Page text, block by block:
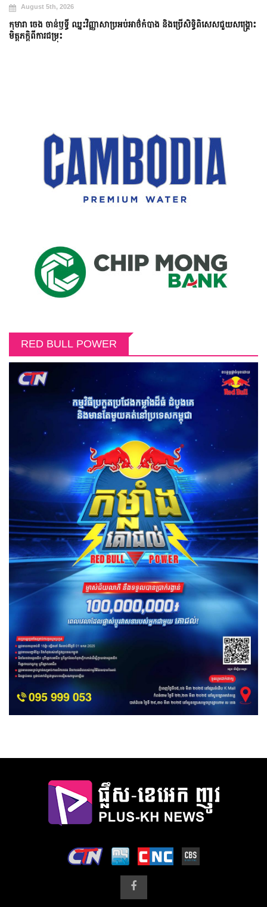
August 5th, 2026
កុមារា ចេង ចាន់ឫទ្ធី ឈ្នះវិញ្ញាសាប្រអប់អាថ៌កំបាង និងប្រើសិទ្ធិពិសេសជួយសង្គ្រោះ
មិត្តភក្តិពីការជម្រុះ
RED BULL POWER